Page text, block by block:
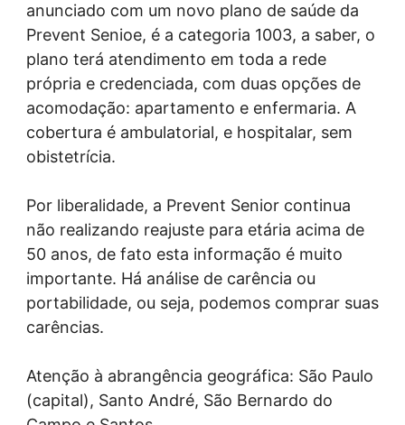
anunciado com um novo plano de saúde da
Prevent Senioe, é a categoria 1003, a saber, o
plano terá atendimento em toda a rede
própria e credenciada, com duas opções de
acomodação: apartamento e enfermaria. A
cobertura é ambulatorial, e hospitalar, sem
obistetrícia.
Por liberalidade, a Prevent Senior continua
não realizando reajuste para etária acima de
50 anos, de fato esta informação é muito
importante. Há análise de carência ou
portabilidade, ou seja, podemos comprar suas
carências.
Atenção à abrangência geográfica: São Paulo
(capital), Santo André, São Bernardo do